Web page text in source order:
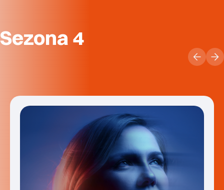
Sezona 4